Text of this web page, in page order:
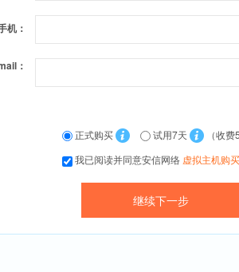
机：
：
正式购买 试用7天
（收费
我已阅读并同意安信网络 虚拟主机购